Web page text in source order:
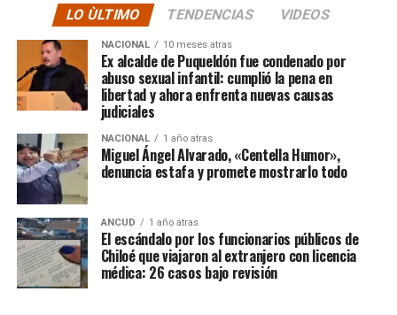
LO ÙLTIMO TENDENCIAS VIDEOS
NACIONAL 10 meses atras
Ex alcalde de Puqueldón fue condenado por
abuso sexual infantil: cumplió la pena en
libertad y ahora enfrenta nuevas causas
judiciales
NACIONAL 1 año atras
Miguel Ángel Alvarado, «Centella Humor»,
denuncia estafa y promete mostrarlo todo
ANCUD 1 año atras
El escándalo por los funcionarios públicos de
Chiloé que viajaron al extranjero con licencia
médica: 26 casos bajo revisión